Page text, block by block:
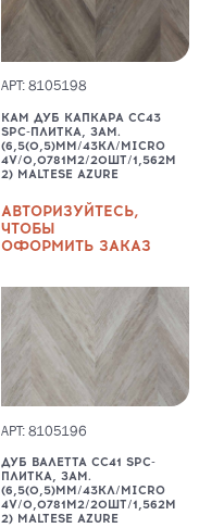
АРТ: 8105198
КАМ ДУБ КАПКАРА CC43
SPC-ПЛИТКА, ЗАМ.
(6,5(0,5)ММ/43КЛ/MICRO
4V/0,0781М2/20ШТ/1,562М
2) MALTESE AZURЕ
АВТОРИЗУЙТЕСЬ,
ЧТОБЫ
ОФОРМИТЬ ЗАКАЗ
АРТ: 8105196
ДУБ ВАЛЕТТА CC41 SPC-
ПЛИТКА, ЗАМ.
(6,5(0,5)ММ/43КЛ/MICRO
4V/0,0781М2/20ШТ/1,562М
2) MALTESE AZURЕ